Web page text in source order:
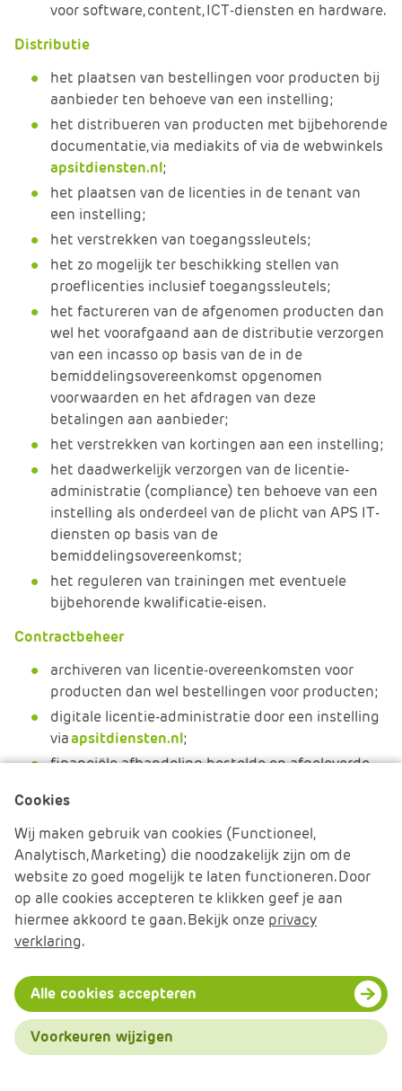
voor software, content, ICT-diensten en hardware.
Distributie
het plaatsen van bestellingen voor producten bij
aanbieder ten behoeve van een instelling;
het distribueren van producten met bijbehorende
documentatie, via mediakits of via de webwinkels
apsitdiensten.nl;
het plaatsen van de licenties in de tenant van
een instelling;
het verstrekken van toegangssleutels;
het zo mogelijk ter beschikking stellen van
proeflicenties inclusief toegangssleutels;
het factureren van de afgenomen producten dan
wel het voorafgaand aan de distributie verzorgen
van een incasso op basis van de in de
bemiddelingsovereenkomst opgenomen
voorwaarden en het afdragen van deze
betalingen aan aanbieder;
het verstrekken van kortingen aan een instelling;
het daadwerkelijk verzorgen van de licentie-
administratie (compliance) ten behoeve van een
instelling als onderdeel van de plicht van APS IT-
diensten op basis van de
bemiddelingsovereenkomst;
het reguleren van trainingen met eventuele
bijbehorende kwalificatie-eisen.
Contractbeheer
archiveren van licentie-overeenkomsten voor
producten dan wel bestellingen voor producten;
digitale licentie-administratie door een instelling
viaapsitdiensten.nl;
financiële afhandeling bestelde en afgeleverde
overeenkomsten;
online rapportage aan een instelling van de
aantallen in gebruik zijnde licenties voor
software en content door een instelling
viaapsitdiensten.nl;
online rapportage aan een aanbieder van de
aantallen in gebruik zijnde licenties voor
viaapsitdiensten.nl;
wijzigingen in de verwerkersovereenkomst voor
software en content door aanbieder monitoren,
bespreken en inzichtelijk maken voor een
Cookies
Wij maken gebruik van cookies (Functioneel,
Analytisch, Marketing) die noodzakelijk zijn om de
website zo goed mogelijk te laten functioneren. Door
op alle cookies accepteren te klikken geef je aan
hiermee akkoord te gaan. Bekijk onze privacy
verklaring.
Alle cookies accepteren
Voorkeuren wijzigen